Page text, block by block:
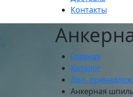
Контакты
Главная
Каталог
Доп.
Анкерная